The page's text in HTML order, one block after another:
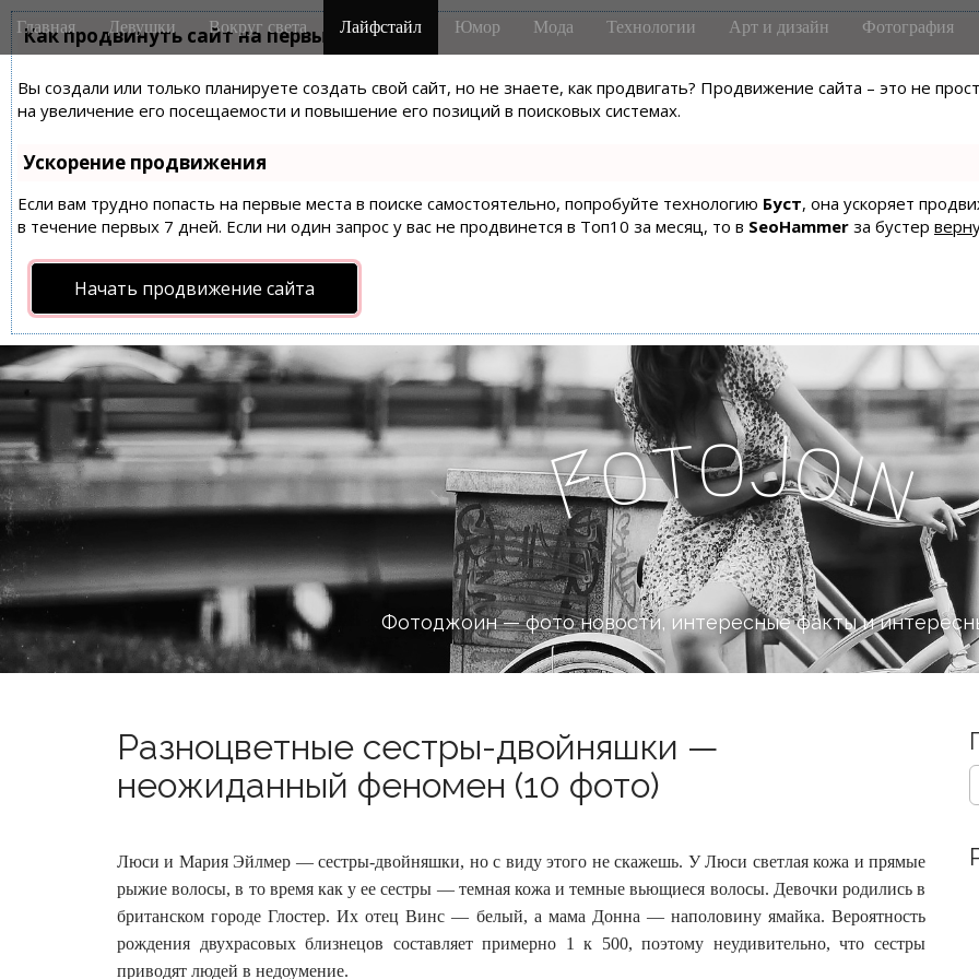
Как продвинуть сайт на первые места?
Вы создали или только планируете создать свой сайт, но не знаете, как продвигать? Продвижение сайта – это не
на увеличение его посещаемости и повышение его позиций в поисковых системах.
Ускорение продвижения
Если вам трудно попасть на первые места в поиске самостоятельно, попробуйте технологию Буст, она ускоряет
в течение первых 7 дней. Если ни один запрос у вас не продвинется в Топ10 за месяц, то в SeoHammer за бустер
Начать продвижение сайта
M
a
n
m
e
n
u
i
Главная Девушки Вокруг света Лайфстайл Юмор Мода Технологии Арт и дизайн Фотография
FotoJoi
n
Фотоджоин — фото новости, интересные факты и
Разноцветные сестры-двойняшки —
неожиданный феномен (10 фото)
Люси и Мария Эйлмер — сестры-двойняшки, но с виду этого не скажешь. У Люси светлая кожа и прямые
рыжие волосы, в то время как у ее сестры — темная кожа и темные вьющиеся волосы. Девочки родились в
британском городе Глостер. Их отец Винс — белый, а мама Донна — наполовину ямайка. Вероятность
рождения двухрасовых близнецов составляет примерно 1 к 500, поэтому неудивительно, что сестры
приводят людей в недоумение.
S
e
c